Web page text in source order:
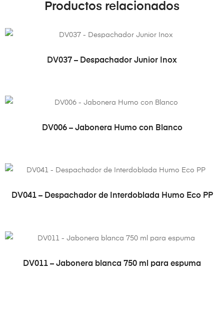
Productos relacionados
VER PRODUCTO
DV037 – Despachador Junior Inox
VER PRODUCTO
DV006 – Jabonera Humo con Blanco
VER PRODUCTO
DV041 – Despachador de Interdoblada Humo Eco PP
VER PRODUCTO
DV011 – Jabonera blanca 750 ml para espuma